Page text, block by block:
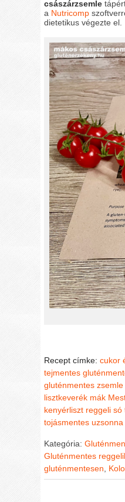
császárzsemle
a Nutricomp
dietetikus végezte el.
Recept címke:cukor
tejmentes
gluténmentes zsemle
lisztkeverék mák
kenyérliszt reggeli só
tojásmentes
Kategória:
Gluténmentes
gluténmentesen